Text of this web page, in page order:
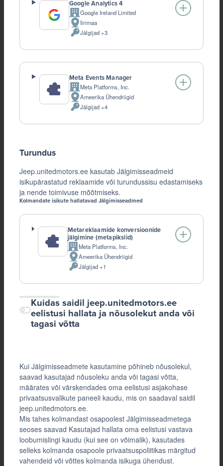
Google Analytics 4
Company:
Google Ireland Limited
Töötlemise
koht:
Iirimaa
Töödeldud
Jälgijad +3
Meta Events Manager
Company:Meta Platforms, Inc.
Töötlemise
koht:
Ameerika Ühendriigid
Töödeldud
Jälgijad +4
Turundus
Jeep.unitedmotors.ee kasutab Jälgimisseadmeid
isikupärastatud reklaamide või turundussisu edastamiseks
ja nende toimivuse mõõtmiseks.
Kolmandate isikute hallatavad Jälgimisseadmed
Metareklaamide konversioonide
jälgimine (metapikslid)
Company:Meta Platforms, Inc.
Töötlemise
koht:
Ameerika Ühendriigid
Töödeldud
Jälgijad +1
Kuidas saidil jeep.unitedmotors.ee
eelistusi hallata ja nõusolekut anda või
tagasi võtta
Kui Jälgimisseadmete kasutamine põhineb nõusolekul,
saavad kasutajad nõusoleku anda või tagasi võtta,
määrates või värskendades oma eelistusi asjakohase
privaatsusvalikute paneeli kaudu, mis on saadaval saidil
jeep.unitedmotors.ee.
Mis tahes kolmandast osapoolest Jälgimisseadmetega
seoses saavad Kasutajad hallata oma eelistusi vastava
loobumislingi kaudu (kui see on võimalik), kasutades
selleks kolmanda osapoole privaatsuspoliitikas märgitud
vahendeid või võttes kolmanda isikuga ühendust.